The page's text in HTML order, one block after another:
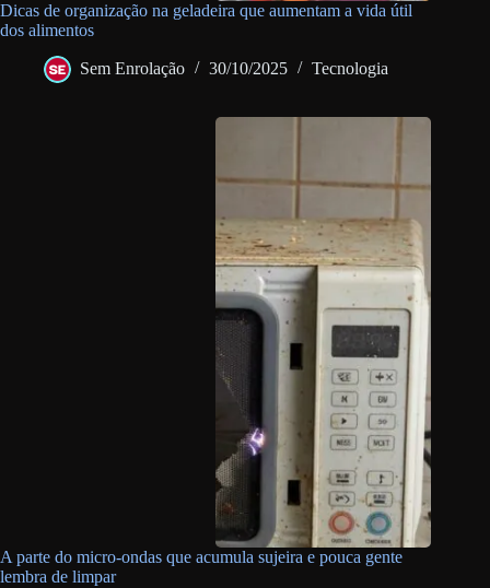
Dicas de organização na geladeira que aumentam a vida útil
dos alimentos
Sem Enrolação 30/10/2025 Tecnologia
A parte do micro-ondas que acumula sujeira e pouca gente
lembra de limpar